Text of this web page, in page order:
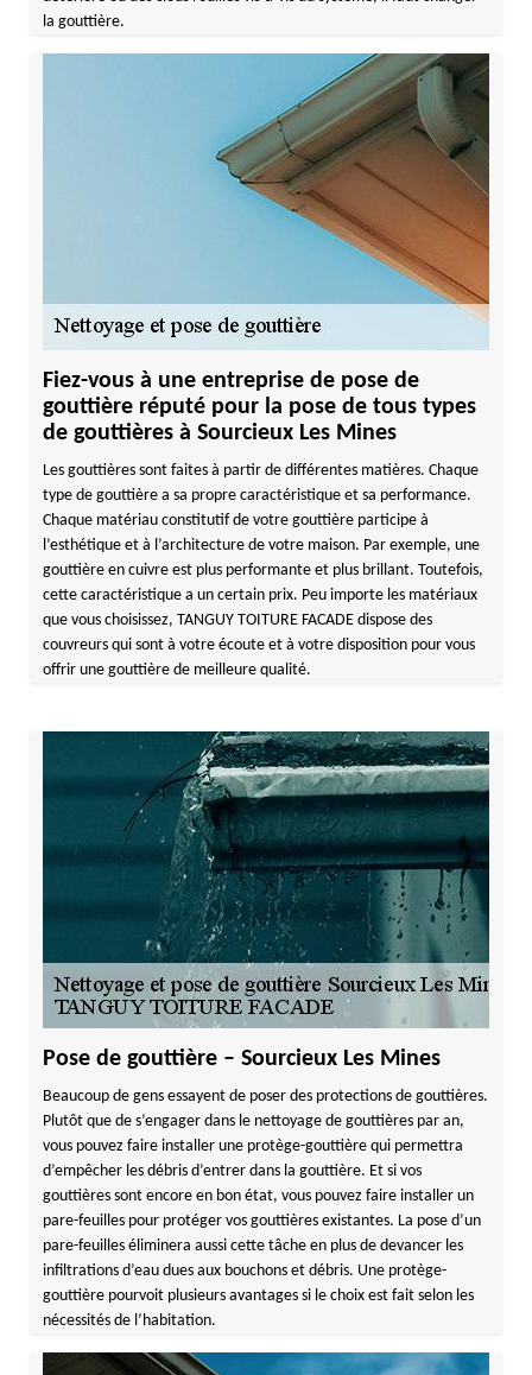
la gouttière.
Fiez-vous à une entreprise de pose de
gouttière réputé pour la pose de tous types
de gouttières à Sourcieux Les Mines
Les gouttières sont faites à partir de différentes matières. Chaque
type de gouttière a sa propre caractéristique et sa performance.
Chaque matériau constitutif de votre gouttière participe à
l’esthétique et à l’architecture de votre maison. Par exemple, une
gouttière en cuivre est plus performante et plus brillant. Toutefois,
cette caractéristique a un certain prix. Peu importe les matériaux
que vous choisissez, TANGUY TOITURE FACADE dispose des
couvreurs qui sont à votre écoute et à votre disposition pour vous
offrir une gouttière de meilleure qualité.
Pose de gouttière – Sourcieux Les Mines
Beaucoup de gens essayent de poser des protections de gouttières.
Plutôt que de s’engager dans le nettoyage de gouttières par an,
vous pouvez faire installer une protège-gouttière qui permettra
d’empêcher les débris d’entrer dans la gouttière. Et si vos
gouttières sont encore en bon état, vous pouvez faire installer un
pare-feuilles pour protéger vos gouttières existantes. La pose d’un
pare-feuilles éliminera aussi cette tâche en plus de devancer les
infiltrations d’eau dues aux bouchons et débris. Une protège-
gouttière pourvoit plusieurs avantages si le choix est fait selon les
nécessités de l’habitation.